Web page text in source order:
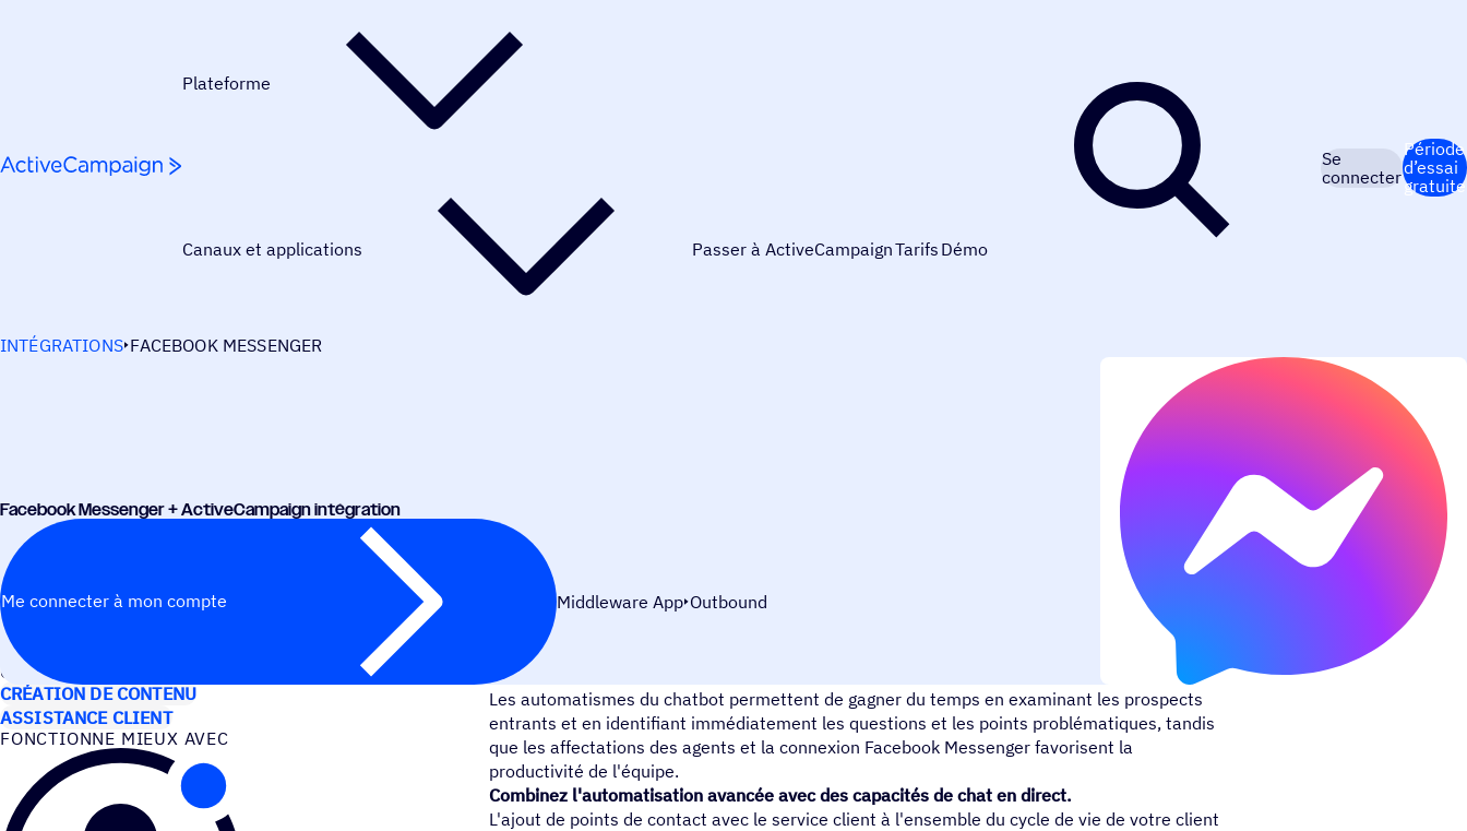
Plateforme
Canaux et applications Passer à ActiveCampaignTarifs Démo
Se
connecter
Période
d’essai
gratuite
INTÉGRATIONS FACEBOOK MESSENGER
Face­book Messen­ger + ActiveCampaign intégration
Me connecter à mon compte Middleware App Outbound
CAS D’UTILISATION
CRÉATION DE CONTENU
ASSISTANCE CLIENT
FONC­TIONNE MIEUX AVEC
Dialoguer avec les clients de manière efficace et automatisée.
Les automatismes du chatbot permettent de gagner du temps en examinant les prospects
entrants et en identifiant immédiatement les questions et les points problématiques, tandis
que les affectations des agents et la connexion Facebook Messenger favorisent la
productivité de l'équipe.
Combinez l'automatisation avancée avec des capacités de chat en direct.
L'ajout de points de contact avec le service client à l'ensemble du cycle de vie de votre client